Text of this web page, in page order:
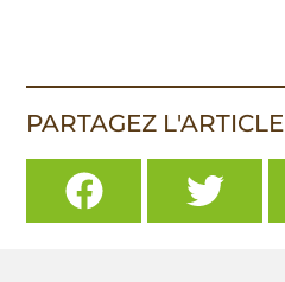
PARTAGEZ L'ARTICLE